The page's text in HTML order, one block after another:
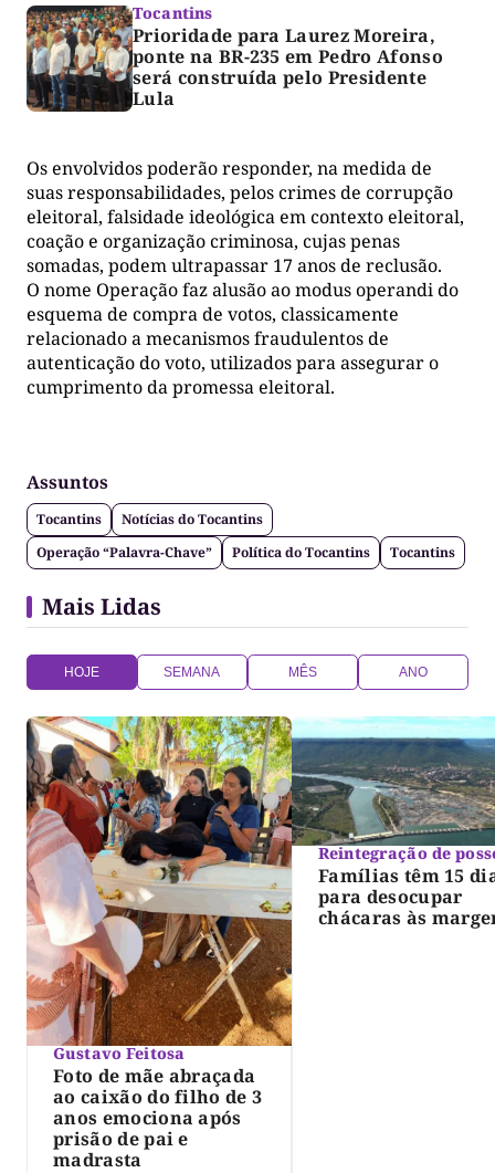
Tocantins
Prioridade para Laurez Moreira,
ponte na BR-235 em Pedro Afonso
será construída pelo Presidente
Lula
Os envolvidos poderão responder, na medida de
suas responsabilidades, pelos crimes de corrupção
eleitoral, falsidade ideológica em contexto eleitoral,
coação e organização criminosa, cujas penas
somadas, podem ultrapassar 17 anos de reclusão.
O nome Operação faz alusão ao modus operandi do
esquema de compra de votos, classicamente
relacionado a mecanismos fraudulentos de
autenticação do voto, utilizados para assegurar o
cumprimento da promessa eleitoral.
Assuntos
Tocantins
Notícias do Tocantins
Operação “Palavra-Chave”
Política do Tocantins Tocantins
Mais Lidas
HOJE SEMANA MÊS ANO
Gustavo Feitosa
Foto de mãe abraçada
ao caixão do filho de 3
anos emociona após
prisão de pai e
madrasta
Reintegração de
Famílias têm 15
para desocupar
chácaras às